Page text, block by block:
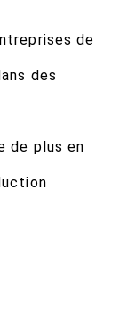
de
des
de plus en